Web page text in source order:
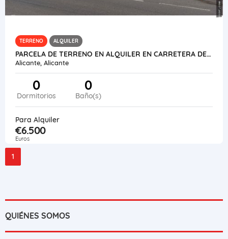
TERRENO ALQUILER
PARCELA DE TERRENO EN ALQUILER EN CARRETERA DE OCAÑA, ALICANTE.-
Alicante, Alicante
0
Dormitorios
0
Baño(s)
Para Alquiler
€6.500
Euros
1
QUIÉNES SOMOS